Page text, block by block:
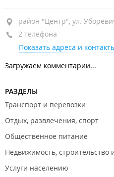
район "Центр", ул.
2 телефона
Показать адреса и
Загружаем комментарии...
РАЗДЕЛЫ
Транспорт и перевозки
Отдых, развлечения, спорт
Общественное питание
Недвижимость, строительство
Услуги населению